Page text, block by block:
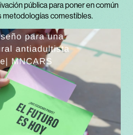
pública para poner en común
metodologías comestibles.